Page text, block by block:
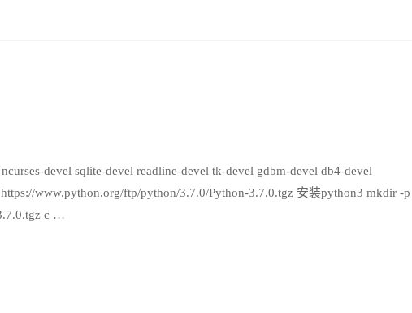
devel sqlite-devel readline-devel tk-devel gdbm-devel db4-devel
www.python.org/ftp/python/3.7.0/Python-3.7.0.tgz 安装python3 mkdir -p
c …